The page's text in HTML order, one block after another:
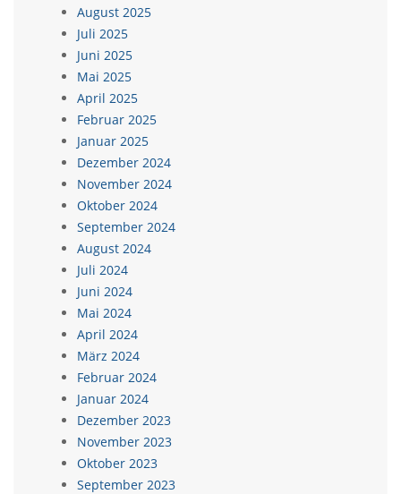
August 2025
Juli 2025
Juni 2025
Mai 2025
April 2025
Februar 2025
Januar 2025
Dezember 2024
November 2024
Oktober 2024
September 2024
August 2024
Juli 2024
Juni 2024
Mai 2024
April 2024
März 2024
Februar 2024
Januar 2024
Dezember 2023
November 2023
Oktober 2023
September 2023